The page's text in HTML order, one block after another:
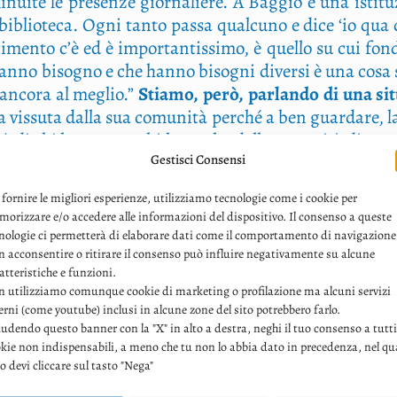
Gestisci Consensi
fornire le migliori esperienze, utilizziamo tecnologie come i cookie per
e/o accedere alle informazioni del dispositivo. Il consenso a queste
ci permetterà di elaborare dati come il comportamento di
acconsentire o ritirare il consenso può influire negativamente su alcune
e funzioni.
utilizziamo comunque cookie di marketing o profilazione ma alcuni servizi
(come youtube) inclusi in alcune zone del sito potrebbero farlo.
questo banner con la "X" in alto a destra, neghi il tuo consenso a
non indispensabili, a meno che tu non lo abbia dato in precedenza, nel
devi cliccare sul tasto "Nega"
Ogni tan­to pas­sa qual­cu­no e dice ‘io
c’è ed è impor­tan­tis­si­mo, è quel­lo su cui
biso­gno e che han­no biso­gni diver­si è una
al meglio.”Stia­mo, però, par­lan­do di una
vis­su­ta dal­la sua comu­ni­tà per­ché a ben
chi la usa e se chi la usa ha del­le neces­si­tà
si offro­no. Oggi, il nostro impe­gno è tene­re vivo
ma io ho volu­to che fos­se set­ti­ma­na­le,
tro­va­re il giu­sto spun­to per par­te­ci­pa­re. A
la comu­ni­ca­zio­ne per voi?“Per noi è
incon­tri, per gli uten­ti che abbia­no richie­ste
e con la biblio­te­ca. Le ini­zia­ti­ve sono pre­zio­se,
faci­le. Sia­mo in set­te e sia­mo tra le biblio­te­che
altri gior­ni dal­le 9 alle 19 con ora­rio
e al padi­glio­ne che dovreb­be apri­re pre­sto
gio­va­ne.”A pro­po­si­to di gio­va­ni, che